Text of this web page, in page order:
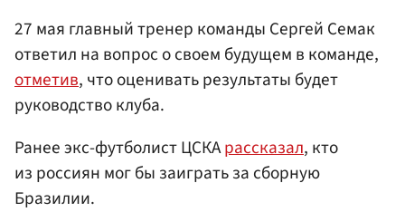
27 мая главный тренер команды Сергей Семак
ответил на вопрос о своем будущем в команде,
отметив, что оценивать результаты будет
руководство клуба.
Ранее экс-футболист ЦСКАрассказал, кто
из россиян мог бы заиграть за сборную
Бразилии.